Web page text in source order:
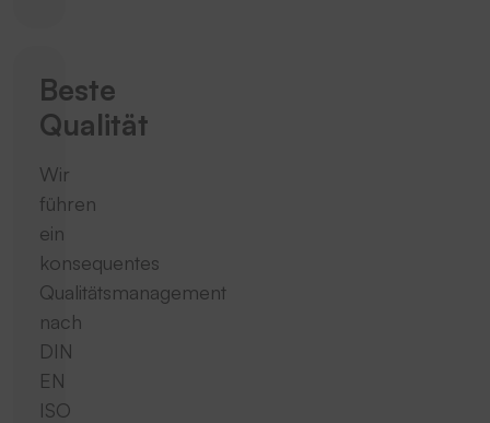
Beste
Qualität
Wir
führen
ein
konsequentes
Qualitätsmanagement
nach
DIN
EN
ISO